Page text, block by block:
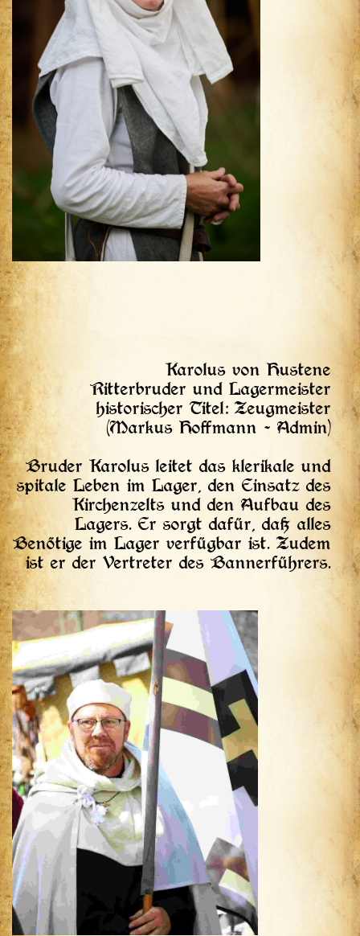
Karolus von Hustene
Ritterbruder und Lagermeister
historischer Titel: Zeugmeister
(Markus Hoffmann - Admin)
Bruder Karolus leitet das klerikale und
spitale Leben im Lager, den Einsatz des
Kirchenzelts und den Aufbau des
Lagers. Er sorgt dafür, daß alles
Benötige im Lager verfügbar ist. Zudem
ist er der Vertreter des Bannerführers.